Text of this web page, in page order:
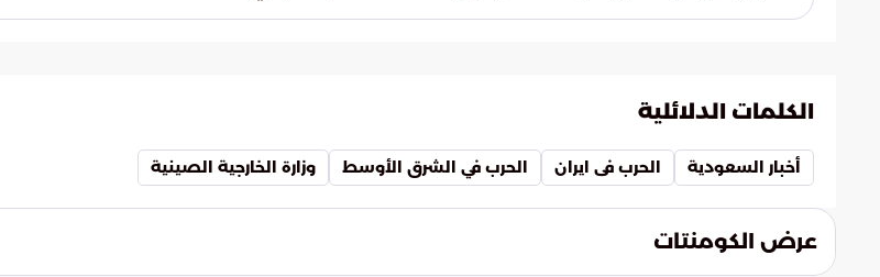
التفاوض والحلول الدبلوماسية بدلاً من اللجوء إلى القوة العسكرية المفرطة.
بالمفاوضات وتغليب المصلحة العامة لتحقيق استقرار شامل ينهي عقوداً من التوتر.
الكلمات الدلائلية
أخبار السعودية الحرب فى ايران الحرب في الشرق الأوسط وزارة الخارجية الصينية
عرض الكومنتات